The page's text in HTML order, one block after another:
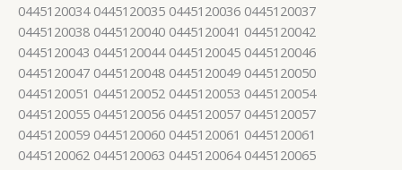
0445120034 0445120035 0445120036 0445120037
0445120038 0445120040 0445120041 0445120042
0445120043 0445120044 0445120045 0445120046
0445120047 0445120048 0445120049 0445120050
0445120051 0445120052 0445120053 0445120054
0445120055 0445120056 0445120057 0445120057
0445120059 0445120060 0445120061 0445120061
0445120062 0445120063 0445120064 0445120065